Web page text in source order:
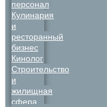
персонал
Кулинария
и
ресторанный
бизнес
Кинолог
Строительство
и
жилищная
сфера